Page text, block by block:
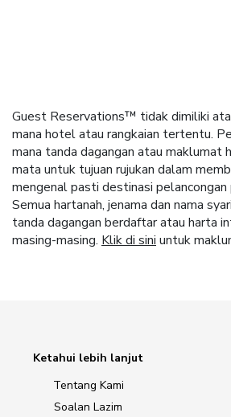
Guest Reservations™ tidak dimiliki
mana hotel atau rangkaian tertentu.
mana tanda dagangan atau maklumat
mata untuk tujuan rujukan dalam
mengenal pasti destinasi pelancongan
Semua hartanah, jenama dan nama
tanda dagangan berdaftar atau harta
masing-masing. Klik di sini untuk
Ketahui lebih lanjut
Tentang Kami
Soalan Lazim